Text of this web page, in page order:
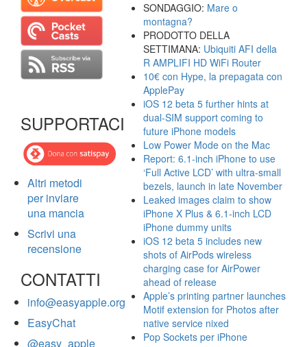
SUPPORTACI
Altri metodi
per inviare
una mancia
Scrivi una
recensione
CONTATTI
info@easyapple.org
EasyChat
@easy_apple
SONDAGGIO: Mare o
montagna?
PRODOTTO DELLA
SETTIMANA: Ubiquiti AFI della
R AMPLIFI HD WiFi Router
10€ con Hype, la prepagata con
ApplePay
iOS 12 beta 5 further hints at
dual-SIM support coming to
future iPhone models
Low Power Mode on the Mac
Report: 6.1-inch iPhone to use
‘Full Active LCD’ with ultra-small
bezels, launch in late November
Leaked images claim to show
iPhone X Plus & 6.1-inch LCD
iPhone dummy units
iOS 12 beta 5 includes new
shots of AirPods wireless
charging case for AirPower
ahead of release
Apple’s printing partner launches
Motif extension for Photos after
native service nixed
Pop Sockets per iPhone